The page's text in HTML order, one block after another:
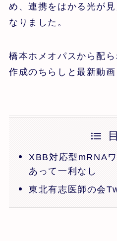
め、連携をはかる光が
なりました。
橋本ホメオパスから配
作成のちらしと最新動画
XBB対応型mRNA
あって一利なし
東北有志医師の会